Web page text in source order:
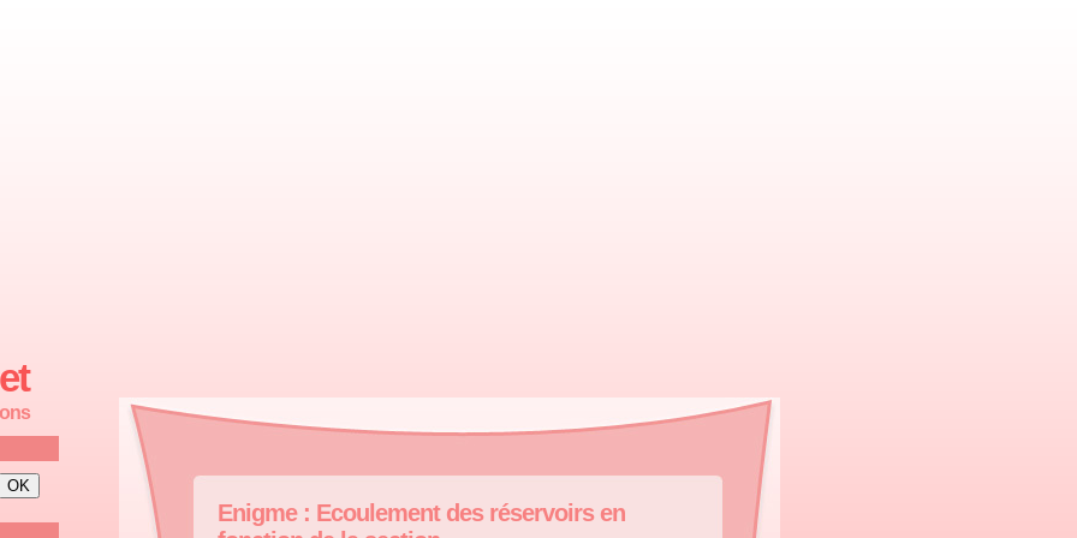
Enigme : Ecoulement des réservoirs en